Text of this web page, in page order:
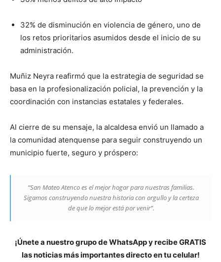
32% de disminución en violencia de género, uno de
los retos prioritarios asumidos desde el inicio de su
administración.
Muñiz Neyra reafirmó que la estrategia de seguridad se
basa en la profesionalización policial, la prevención y la
coordinación con instancias estatales y federales.
Al cierre de su mensaje, la alcaldesa envió un llamado a
la comunidad atenquense para seguir construyendo un
municipio fuerte, seguro y próspero:
“San Mateo Atenco es el mejor hogar para nuestras familias.
Sigamos construyendo nuestra historia con orgullo y la certeza
de que lo mejor está por venir”.
¡Únete a nuestro grupo de WhatsApp y recibe GRATIS
las noticias más importantes directo en tu celular!